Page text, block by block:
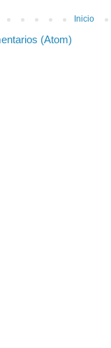
Inicio
(Atom)